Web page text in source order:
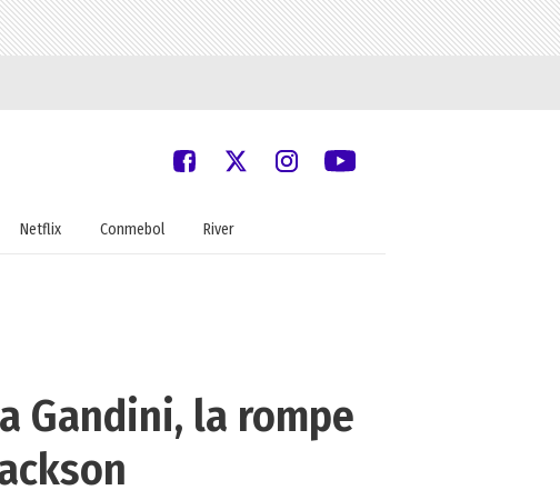
Netflix Conmebol River
Gandini, la rompe